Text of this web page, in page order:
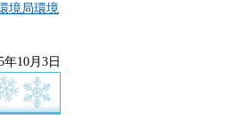
境局環境
年10月3日